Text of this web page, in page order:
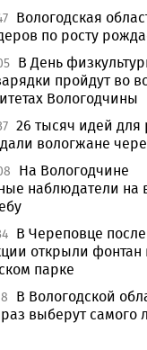
Вологодская
по росту
В День
пройдут во
Вологодчины
26 тысяч идей для
вологжане
На Вологодчине
наблюдатели на
В Череповце после
открыли фонтан
парке
В Вологодской
выберут самого